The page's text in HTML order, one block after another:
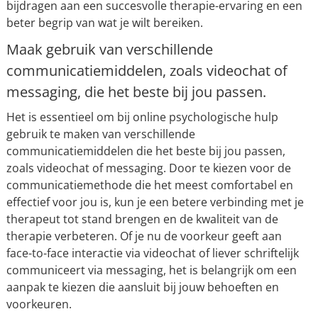
bijdragen aan een succesvolle therapie-ervaring en een
beter begrip van wat je wilt bereiken.
Maak gebruik van verschillende
communicatiemiddelen, zoals videochat of
messaging, die het beste bij jou passen.
Het is essentieel om bij online psychologische hulp
gebruik te maken van verschillende
communicatiemiddelen die het beste bij jou passen,
zoals videochat of messaging. Door te kiezen voor de
communicatiemethode die het meest comfortabel en
effectief voor jou is, kun je een betere verbinding met je
therapeut tot stand brengen en de kwaliteit van de
therapie verbeteren. Of je nu de voorkeur geeft aan
face-to-face interactie via videochat of liever schriftelijk
communiceert via messaging, het is belangrijk om een
aanpak te kiezen die aansluit bij jouw behoeften en
voorkeuren.